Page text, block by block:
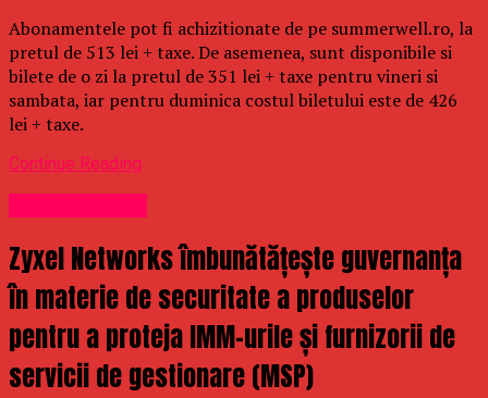
Abonamentele pot fi achizitionate de pe summerwell.ro, la
pretul de 513 lei + taxe. De asemenea, sunt disponibile si
bilete de o zi la pretul de 351 lei + taxe pentru vineri si
sambata, iar pentru duminica costul biletului este de 426
lei + taxe.
Continue Reading
Zyxel Networks îmbunătățește guvernanța
în materie de securitate a produselor
pentru a proteja IMM-urile și furnizorii de
servicii de gestionare (MSP)